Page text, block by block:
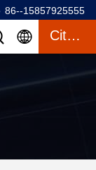
86--15857925555
Citation